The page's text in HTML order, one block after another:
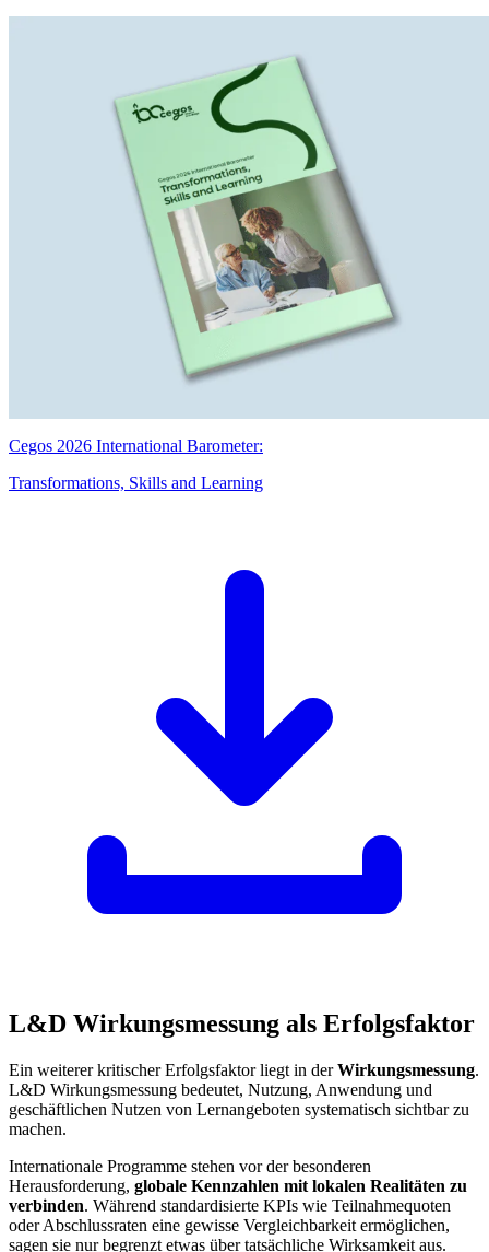
Cegos 2026 International Barometer:
Transformations, Skills and Learning
L&D Wirkungsmessung als Erfolgsfaktor
Ein weiterer kritischer Erfolgsfaktor liegt in derWirkungsmessung.
L&D Wirkungsmessung bedeutet, Nutzung, Anwendung und
geschäftlichen Nutzen von Lernangeboten systematisch sichtbar zu
machen.
Internationale Programme stehen vor der besonderen
Herausforderung, globale Kennzahlen mit lokalen Realitäten zu
verbinden. Während standardisierte KPIs wie Teilnahmequoten
oder Abschlussraten eine gewisse Vergleichbarkeit ermöglichen,
sagen sie nur begrenzt etwas über tatsächliche Wirksamkeit aus.